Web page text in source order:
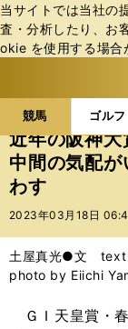
当サイトでは当社の
査・分析したり、お
okie を使⽤する場合
競馬 ゴルフ
b
ス
ポ
ル
テ
ー
バ
競馬の記事
近年の阪神
中間の気配
わす
2023年03月18日
土屋真光●文 text
photo by Eiichi
ＧＩ天皇賞・